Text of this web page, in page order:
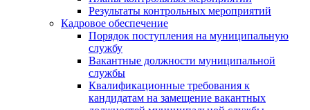
Результаты контрольных мероприятий
Кадровое обеспечение
Порядок поступления на муниципальную
службу
Вакантные должности муниципальной
службы
Квалификационные требования к
кандидатам на замещение вакантных